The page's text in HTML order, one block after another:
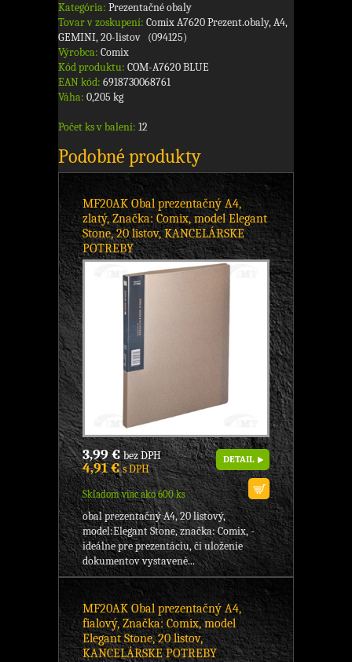
Kategória: Prezentačné obaly
Tovar v zoskupení: Comix A7620 Prezent.obaly, A4,
GEMINI, 20-listov (094125)
Výrobca: Comix
Kód produktu: COM-A7620 BLUE
EAN kód: 6918730068761
Váha: 0,205 kg
Počet ks v balení: 12
Podobné produkty
MF20AK Obal prezentačný A4,
zlatý, Značka: Comix, model Elegant
Stone, 20 listov, KANCELÁRSKE
POTREBY
3,99 €bez DPH
4,91 €s DPH
Skladom viac ako 600 ks
DETAIL
obal prezentačný A4, 20 listový,
model:Elegant Stone, značka: Comix, -
ideálne pre prezentáciu, či uloženie
dokumentov vystavené...
MF20AK Obal prezentačný A4,
fialový, Značka: Comix, model
Elegant Stone, 20 listov,
KANCELÁRSKE POTREBY